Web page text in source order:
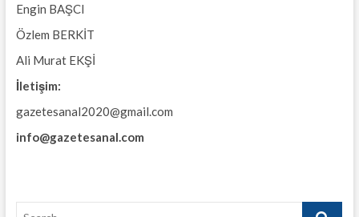
Engin BAŞCI
Özlem BERKİT
Ali Murat EKŞİ
İletişim:
gazetesanal2020@gmail.com
info@gazetesanal.com
Search